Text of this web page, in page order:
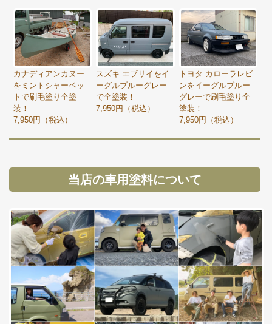
カナディアンカヌー
をミントシャーベッ
トで刷毛塗り全塗
装！
7,950円（税込）
スズキ エブリイをイ
ーグルブルーグレー
で全塗装！
7,950円（税込）
トヨタ カローラレビ
ンをイーグルブルー
グレーで刷毛塗り全
塗装！
7,950円（税込）
当店の車用塗料について